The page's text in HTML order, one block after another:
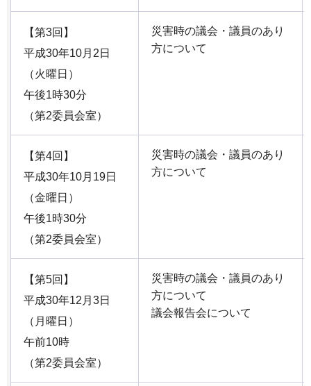
【第3回】
平成30年10月2日
（火曜日）
午後1時30分
（第2委員会室）
災害時の議会・議員のあり
方について
【第4回】
平成30年10月19日
（金曜日）
午後1時30分
（第2委員会室）
災害時の議会・議員のあり
方について
【第5回】
平成30年12月3日
（月曜日）
午前10時
（第2委員会室）
災害時の議会・議員のあり
方について
議会報告会について